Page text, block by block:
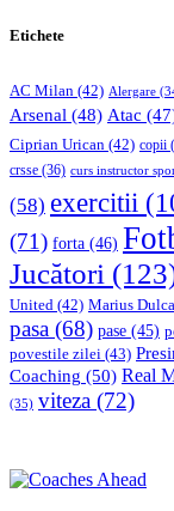
Etichete
AC Milan (42) Alergare
Arsenal (48) Atac
Ciprian Urican (42) copii
crsse (36) curs instructor
(58) exercitii
(71) forta (46)
Jucători
United (42) Marius Dulca
pasa (68) pase (45)
povestile zilei (43)
Coaching (50) Real
(35) viteza (72)